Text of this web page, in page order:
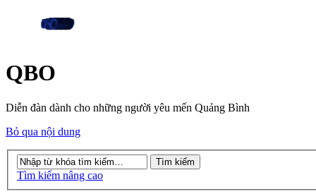
QBO
Diễn đàn dành cho những người yêu mến Quảng Bình
Bỏ qua nội dung
Tìm kiếm nâng cao